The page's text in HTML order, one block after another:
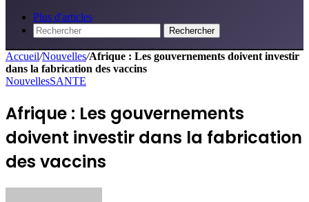
Plus d'articles
Rechercher
Accueil/Nouvelles/Afrique : Les gouvernements doivent investir
dans la fabrication des vaccins
NouvellesSANTE
Afrique : Les gouvernements
doivent investir dans la fabrication
des vaccins